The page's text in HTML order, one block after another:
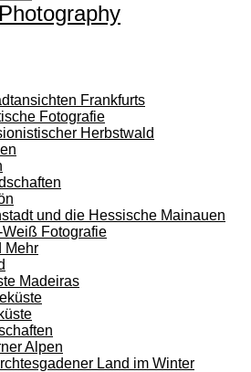
Photography
Frankfurts
Fotografie
Herbstwald
und die Hessische Mainauen
Fotografie
Mehr
Madeiras
Alpen
Land im Winter